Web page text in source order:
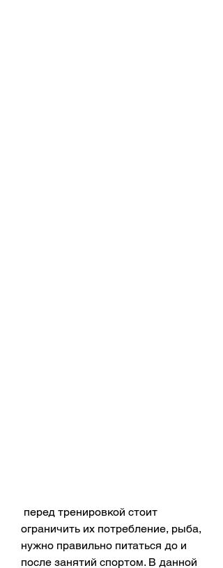
ограничить их потребление, рыба,
нужно правильно питаться до и
после занятий спортом. В данной